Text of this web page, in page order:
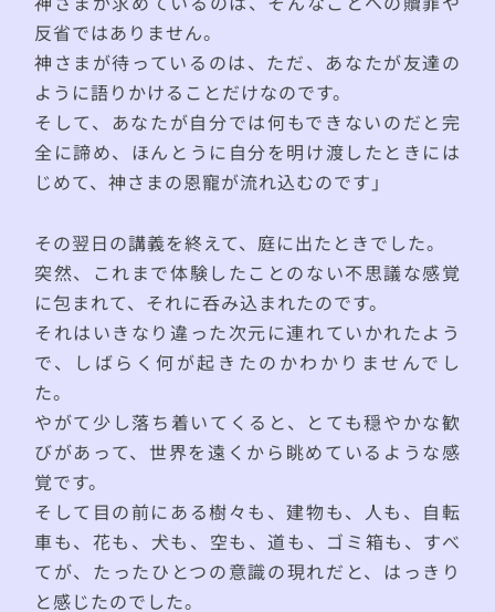
反省ではありません。
神さまが待っているのは、ただ、あなたが友達の
ように語りかけることだけなのです。
そして、あなたが自分では何もできないのだと完
全に諦め、ほんとうに自分を明け渡したときには
じめて、神さまの恩寵が流れ込むのです」
その翌日の講義を終えて、庭に出たときでした。
突然、これまで体験したことのない不思議な感覚
に包まれて、それに呑み込まれたのです。
それはいきなり違った次元に連れていかれたよう
で、しばらく何が起きたのかわかりませんでし
た。
やがて少し落ち着いてくると、とても穏やかな歓
びがあって、世界を遠くから眺めているような感
覚です。
そして目の前にある樹々も、建物も、人も、自転
車も、花も、犬も、空も、道も、ゴミ箱も、すべ
てが、たったひとつの意識の現れだと、はっきり
と感じたのでした。